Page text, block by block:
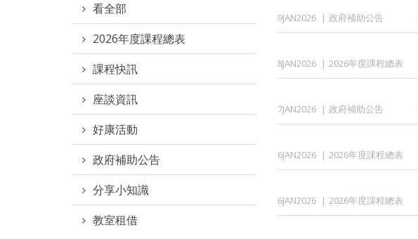
9JAN2026 政府補助公告
8JAN2026 2026年度課程總表
7JAN2026 政府補助公告
6JAN2026 2026年度課程總表
6JAN2026 2026年度課程總表
看全部
2026年度課程總表
課程快訊
座談資訊
好康活動
政府補助公告
分享小知識
教室租借